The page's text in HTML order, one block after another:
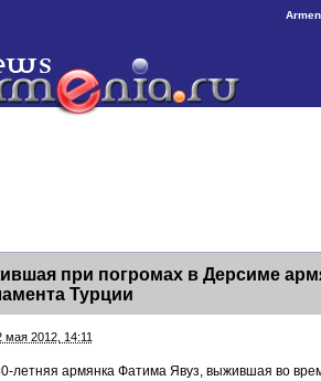
при погромах в Дерсиме
Турции
мая 2012, 14:11
летняя армянка Фатима Явуз, выжившая во